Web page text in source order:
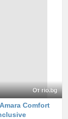
От rio.bg
Comfort